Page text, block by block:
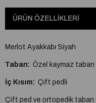
ÜRÜN ÖZELLIKLERI
Merlot Ayakkabı Siyah
Taban: Özel kaymaz taban
İç Kısım: Çift pedli
Çift ped ve ortopedik taban